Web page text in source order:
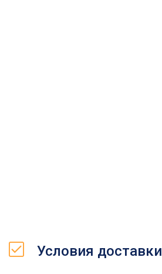
Условия доставки